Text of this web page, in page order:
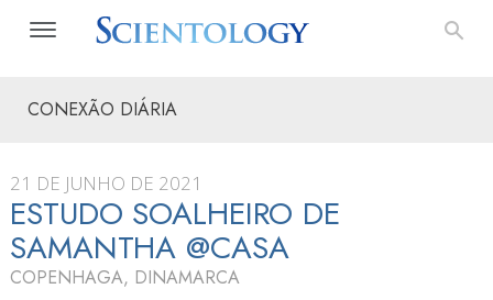
CONEXÃO DIÁRIA
21 DE JUNHO DE 2021
ESTUDO SOALHEIRO DE
SAMANTHA @CASA
COPENHAGA, DINAMARCA